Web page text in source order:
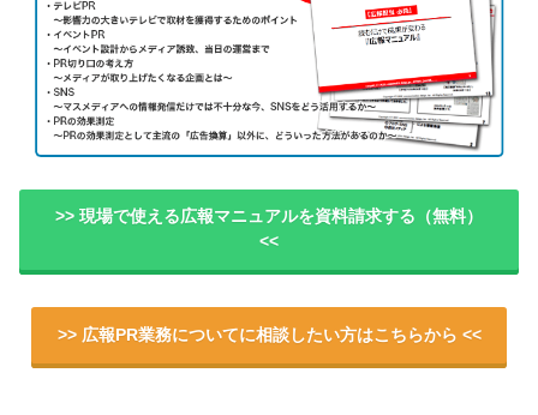
>> 現場で使える広報マニュアルを資料請求する（無料）
<<
>> 広報PR業務についてに相談したい方はこちらから <<